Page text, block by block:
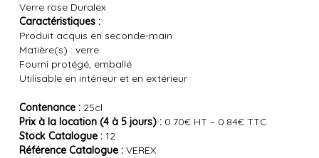
Verre rose Duralex
Caractéristiques :
Produit acquis en seconde-main
Matière(s) : verre
Fourni protégé, emballé
Utilisable en intérieur et en extérieur
Contenance :25cl
Prix à la location (4 à 5 jours) :0.70€ HT – 0.84€ TTC
Stock Catalogue :12
Référence Catalogue :VEREX